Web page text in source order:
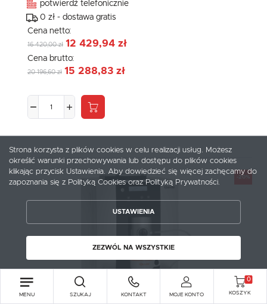
potwierdź telefonicznie
0 zł - dostawa gratis
Cena netto:
16 420,00 zł 12 429,94 zł
Cena brutto:
20 196,60 zł 15 288,83 zł
MENU SZUKAJ KONTAKT MOJE KONTO
0
KOSZYK
Strona korzysta z plików cookies w celu realizacji usług. Możesz
określić warunki przechowywania lub dostępu do plików cookies
klikając przycisk Ustawienia. Aby dowiedzieć się więcej zachęcamy do
zapoznania się z Polityką Cookies oraz Polityką Prywatności.
USTAWIENIA
ZEZWÓL NA WSZYSTKIE
ZAPISZ WYBRANE